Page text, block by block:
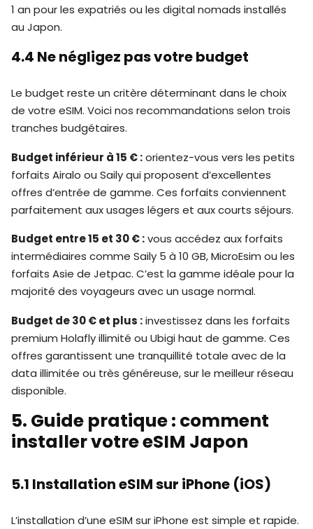
1 an pour les expatriés ou les digital nomads installés
au Japon.
4.4 Ne négligez pas votre budget
Le budget reste un critère déterminant dans le choix
de votre eSIM. Voici nos recommandations selon trois
tranches budgétaires.
Budget inférieur à 15 € :orientez-vous vers les petits
forfaits Airalo ou Saily qui proposent d’excellentes
offres d’entrée de gamme. Ces forfaits conviennent
parfaitement aux usages légers et aux courts séjours.
Budget entre 15 et 30 € :vous accédez aux forfaits
intermédiaires comme Saily 5 à 10 GB, MicroEsim ou les
forfaits Asie de Jetpac. C’est la gamme idéale pour la
majorité des voyageurs avec un usage normal.
Budget de 30 € et plus :investissez dans les forfaits
premium Holafly illimité ou Ubigi haut de gamme. Ces
offres garantissent une tranquillité totale avec de la
data illimitée ou très généreuse, sur le meilleur réseau
disponible.
5. Guide pratique : comment
installer votre eSIM Japon
5.1 Installation eSIM sur iPhone (iOS)
L’installation d’une eSIM sur iPhone est simple et rapide.